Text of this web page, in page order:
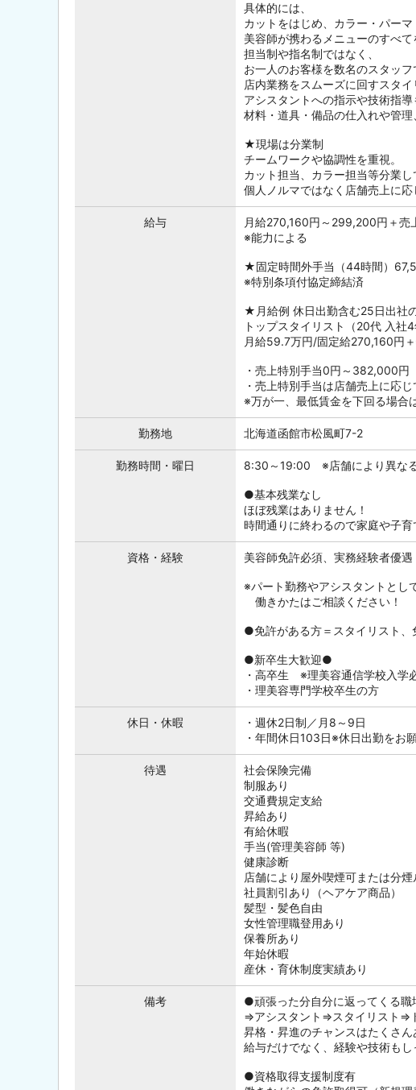
具体的には、
カットをはじめ、カラー・パー
美容師が携わるメニューのすべて
担当制や指名制ではなく、
お一人のお客様を数名のスタッフ
店内業務をスムーズに回すスタイ
アシスタントへの指示や技術指導
材料・道具・備品の仕入れや管理
★現場は分業制
チームワークや協調性を重視。
カット担当、カラー担当等分業
個人ノルマではなく店舗売上に応
給与
月給270,160円～299,200円＋売
※能力による
★固定時間外手当（44時間）
※特別条項付協定締結済
★月給例 休日出勤含む25日出社
トップスタイリスト（20代 入社4
月給59.7万円/固定給270,160円
・売上特別手当0円～382,000円
・売上特別手当は店舗売上に応
※万が一、最低賃金を下回る場合
勤務地 北海道函館市松風町7-2
勤務時間・曜日 8:30～19:00 ※店舗により異な
●基本残業なし
ほぼ残業はありません！
時間通りに終わるので家庭や子
資格・経験 美容師免許必須、実務経験者優遇
※パート勤務やアシスタントとし
働きかたはご相談ください！
●免許がある方＝スタイリスト、
●新卒生大歓迎●
・高卒生 ※理美容通信学校入学
・理美容専門学校卒生の方
休日・休暇
・週休2日制／月8～9日
・年間休日103日※休日出勤をお
待遇
社会保険完備
制服あり
交通費規定支給
昇給あり
有給休暇
手当(管理美容師 等)
健康診断
店舗により屋外喫煙可または分
社員割引あり（ヘアケア商品）
髪型・髪色自由
女性管理職登用あり
保養所あり
年始休暇
産休・育休制度実績あり
備考
●頑張った分自分に返ってくる職
⇒アシスタント⇒スタイリスト⇒
昇格・昇進のチャンスはたくさん
給与だけでなく、経験や技術もし
●資格取得支援制度有